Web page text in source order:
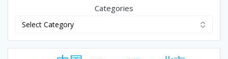
Categories